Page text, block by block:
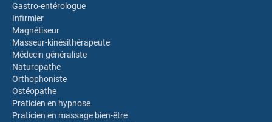
Gastro-entérologue
Infirmier
Magnétiseur
Masseur-kinésithérapeute
Médecin généraliste
Naturopathe
Orthophoniste
Ostéopathe
Praticien en hypnose
Praticien en massage bien-être